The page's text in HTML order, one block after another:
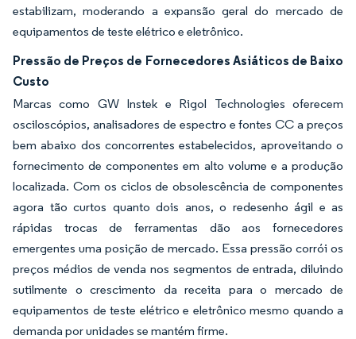
estabilizam, moderando a expansão geral do mercado de
equipamentos de teste elétrico e eletrônico.
Pressão de Preços de Fornecedores Asiáticos de Baixo
Custo
Marcas como GW Instek e Rigol Technologies oferecem
osciloscópios, analisadores de espectro e fontes CC a preços
bem abaixo dos concorrentes estabelecidos, aproveitando o
fornecimento de componentes em alto volume e a produção
localizada. Com os ciclos de obsolescência de componentes
agora tão curtos quanto dois anos, o redesenho ágil e as
rápidas trocas de ferramentas dão aos fornecedores
emergentes uma posição de mercado. Essa pressão corrói os
preços médios de venda nos segmentos de entrada, diluindo
sutilmente o crescimento da receita para o mercado de
equipamentos de teste elétrico e eletrônico mesmo quando a
demanda por unidades se mantém firme.